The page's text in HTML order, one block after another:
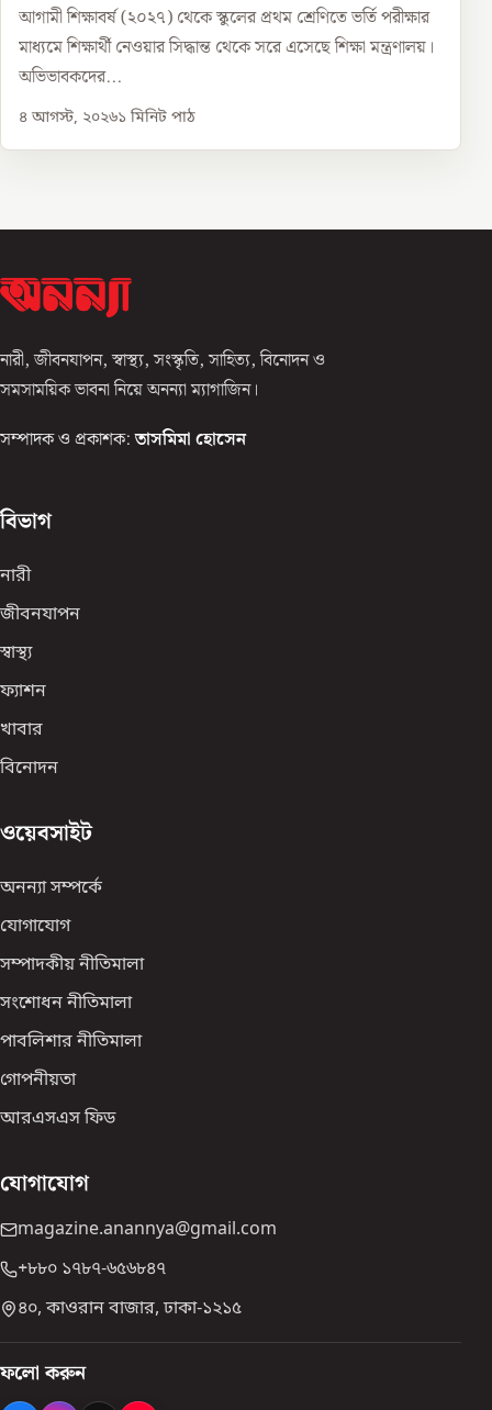
আগামী শিক্ষাবর্ষ (২০২৭) থেকে স্কুলের প্রথম শ্রেণিতে ভর্তি পরীক্ষার
মাধ্যমে শিক্ষার্থী নেওয়ার সিদ্ধান্ত থেকে সরে এসেছে শিক্ষা মন্ত্রণালয়।
অভিভাবকদের...
৪ আগস্ট, ২০২৬১ মিনিট পাঠ
নারী, জীবনযাপন, স্বাস্থ্য, সংস্কৃতি, সাহিত্য, বিনোদন ও
সমসাময়িক ভাবনা নিয়ে অনন্যা ম্যাগাজিন।
সম্পাদক ও প্রকাশক: তাসমিমা হোসেন
বিভাগ
নারী
জীবনযাপন
স্বাস্থ্য
ফ্যাশন
খাবার
বিনোদন
ওয়েবসাইট
অনন্যা সম্পর্কে
যোগাযোগ
সম্পাদকীয় নীতিমালা
সংশোধন নীতিমালা
পাবলিশার নীতিমালা
গোপনীয়তা
আরএসএস ফিড
যোগাযোগ
magazine.anannya@gmail.com
+৮৮০ ১৭৮৭-৬৫৬৮৪৭
৪০, কাওরান বাজার, ঢাকা-১২১৫
ফলো করুন